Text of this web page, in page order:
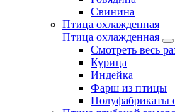
Свинина
Птица охлажденная
Птица охлажденная
Смотреть весь
Курица
Индейка
Фарш из птицы
Полуфабрикаты